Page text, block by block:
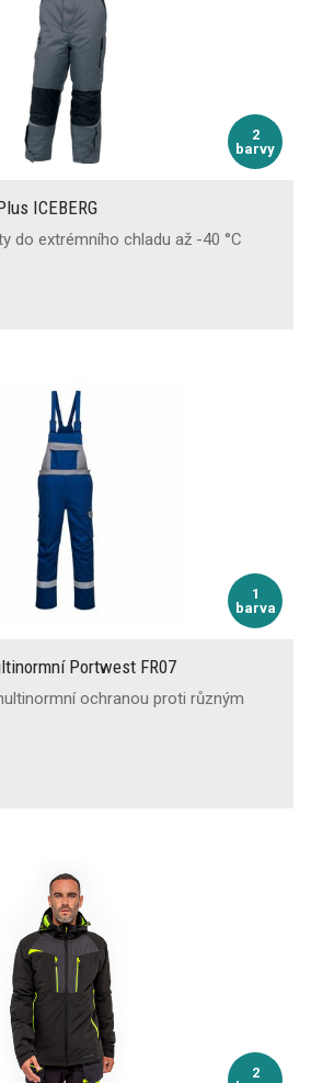
2
barvy
ICEBERG
do extrémního chladu až -40 °C
1
barva
Portwest FR07
ochranou proti různým
2